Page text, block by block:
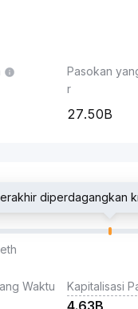
Pasokan
r
27.50B
diperdagangkan
Waktu
Kapitalisasi
4.63B